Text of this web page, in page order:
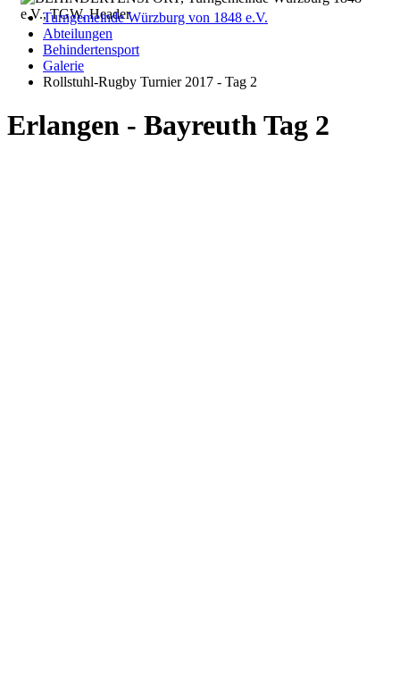
Turngemeinde Würzburg von 1848 e.V.
Abteilungen
Behindertensport
Galerie
Rollstuhl-Rugby Turnier 2017 - Tag 2
Erlangen - Bayreuth Tag 2